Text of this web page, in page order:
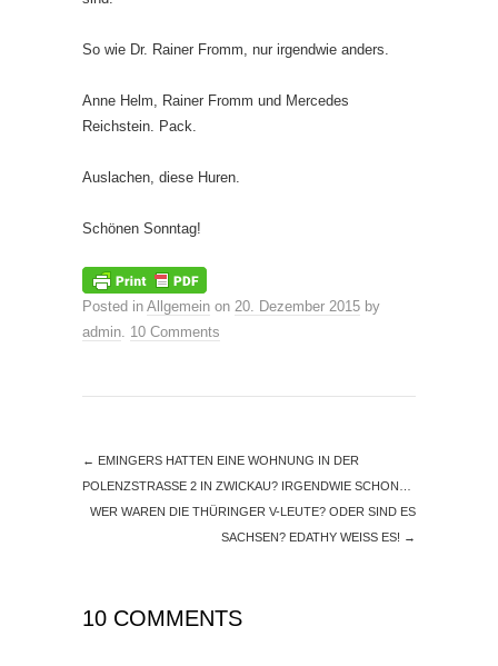
So wie Dr. Rainer Fromm, nur irgendwie anders.
Anne Helm, Rainer Fromm und Mercedes
Reichstein. Pack.
Auslachen, diese Huren.
Schönen Sonntag!
Posted in Allgemein on 20. Dezember 2015 by
admin. 10 Comments
← EMINGERS HATTEN EINE WOHNUNG IN DER
POLENZSTRASSE 2 IN ZWICKAU? IRGENDWIE SCHON…
WER WAREN DIE THÜRINGER V-LEUTE? ODER SIND ES
SACHSEN? EDATHY WEISS ES! →
10 COMMENTS